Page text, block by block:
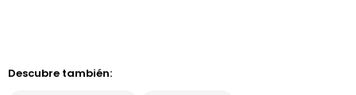
Descubre también: